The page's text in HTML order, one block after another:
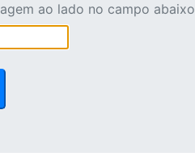
ao lado no campo abaixo